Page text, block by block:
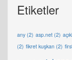
Etiketler
any (2) asp.net (2)
(2) fikret kuşkan (2)